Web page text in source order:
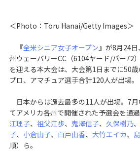
＜Photo：Toru Hanai/Getty Images＞
『全米シニア女子オープン』が8月24日
州ウェーバリーCC（6104ヤード/パー72
を迎える本大会は、大会第1日までに50
プロ、アマチュア選手合計120人が出場。
日本からは過去最多の11人が出場。7
てアメリカ各州で開催された予選会を通過
江理子、 祖父江歩、 鬼澤信子、 久保樹乃、
子、 小倉由子、 白戸由香、 大竹エイカ、
順）ら。